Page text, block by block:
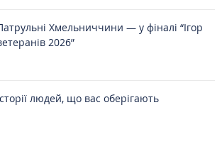
Хмельниччини — у фіналі “Ігор
2026”
людей, що вас оберігають